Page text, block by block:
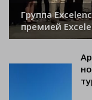
Группа
премией